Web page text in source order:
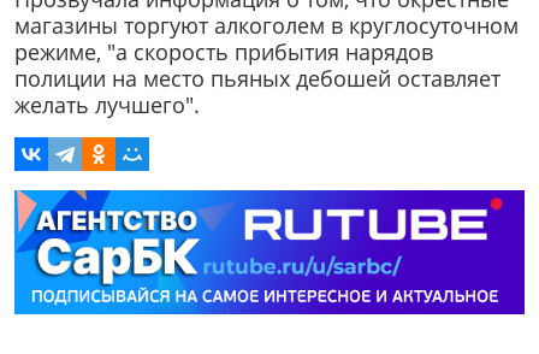
магазины торгуют алкоголем в круглосуточном
режиме, "а скорость прибытия нарядов
полиции на место пьяных дебошей оставляет
желать лучшего".